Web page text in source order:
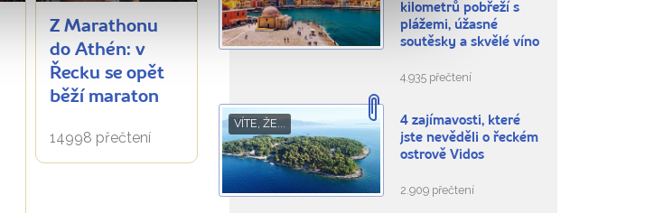
Z Marathonu
do Athén: v
Řecku se opět
běží maraton
14998 přečtení
kilometrů pobřeží s
plážemi, úžasné
soutěsky a skvělé víno
4.935 přečtení
VÍTE, ŽE...
4 zajímavosti, které
jste nevěděli o řeckém
ostrově Vidos
2.909 přečtení